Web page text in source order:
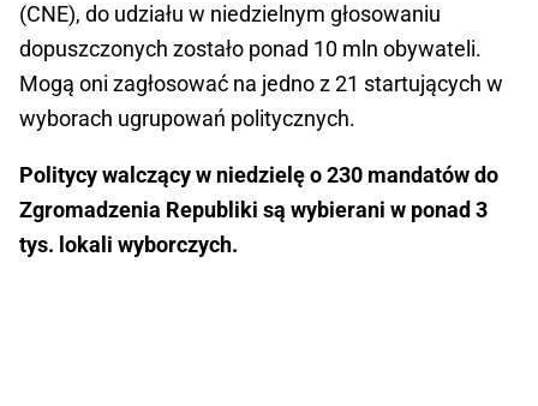
(CNE), do udziału w niedzielnym głosowaniu
dopuszczonych zostało ponad 10 mln obywateli.
Mogą oni zagłosować na jedno z 21 startujących w
wyborach ugrupowań politycznych.
Politycy walczący w niedzielę o 230 mandatów do
Zgromadzenia Republiki są wybierani w ponad 3
tys. lokali wyborczych.